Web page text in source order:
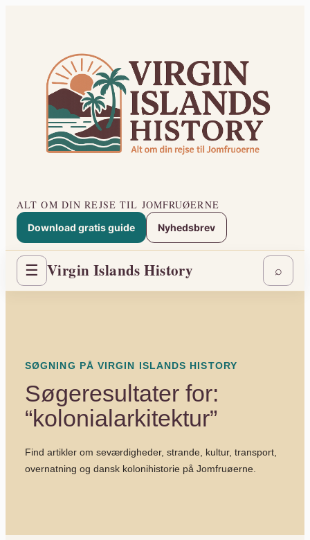
ALT OM DIN REJSE TIL JOMFRUØERNE
Download gratis guide Nyhedsbrev
☰ Virgin Islands History ⌕
SØGNING PÅ VIRGIN ISLANDS HISTORY
Søgeresultater for:
“kolonialarkitektur”
Find artikler om seværdigheder, strande, kultur, transport,
overnatning og dansk kolonihistorie på Jomfruøerne.